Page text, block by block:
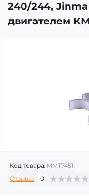
240/244,
двигателем
Код товара: MMT7451
Отзывы:
0